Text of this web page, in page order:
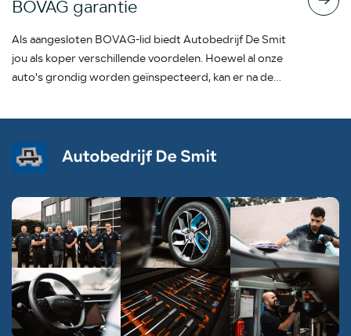
BOVAG garantie
Als aangesloten BOVAG-lid biedt Autobedrijf De Smit
jou als koper verschillende voordelen. Hoewel al onze
auto's grondig worden geïnspecteerd, kan er na de
wij voor je klaar.